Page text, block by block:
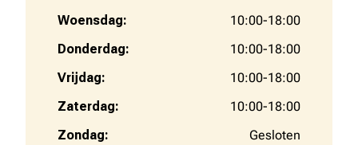
Woensdag:
10:00-18:00
Donderdag:
10:00-18:00
Vrijdag:
10:00-18:00
Zaterdag:
10:00-18:00
Zondag:
Gesloten